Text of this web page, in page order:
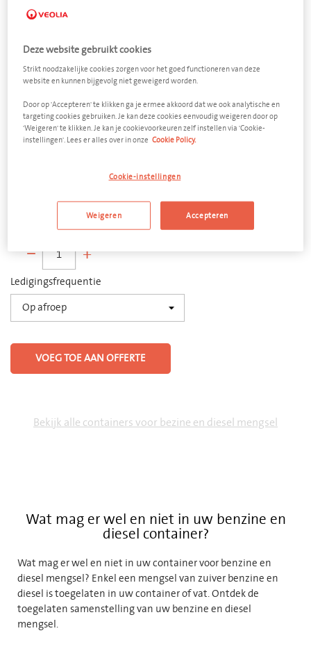
Benzine en diesel
mengsel
− +
Ledigingsfrequentie
VOEG TOE AAN OFFERTE
Bekijk alle containers voor bezine en diesel mengsel
Wat mag er wel en niet in uw benzine en
diesel container?
Wat mag er wel en niet in uw container voor benzine en
diesel mengsel? Enkel een mengsel van zuiver benzine en
diesel is toegelaten in uw container of vat. Ontdek de
toegelaten samenstelling van uw benzine en diesel
mengsel.
Deze website gebruikt cookies
Strikt noodzakelijke cookies zorgen voor het goed functioneren van deze
website en kunnen bijgevolg niet geweigerd worden.
Door op 'Accepteren' te klikken ga je ermee akkoord dat we ook analytische en
targeting cookies gebruiken. Je kan deze cookies eenvoudig weigeren door op
'Weigeren' te klikken. Je kan je cookievoorkeuren zelf instellen via 'Cookie-
instellingen'. Lees er alles over in onze Cookie Policy.
Cookie-instellingen
Weigeren Accepteren